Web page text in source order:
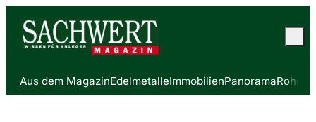
Aus dem MagazinEdelmetalleImmobilienPanorama